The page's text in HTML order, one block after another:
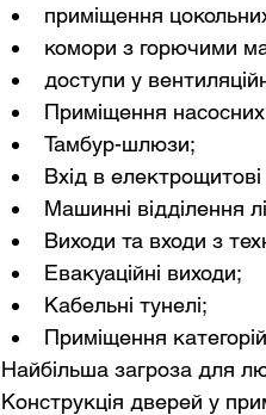
приміщення
комори з горючими
доступи у
Приміщення насосних
Тамбур-шлюзи;
Вхід в електрощитові
Машинні відділення
Виходи та входи з
Евакуаційні виходи;
Кабельні тунелі;
Приміщення
Найбільша загроза для
Конструкція дверей у